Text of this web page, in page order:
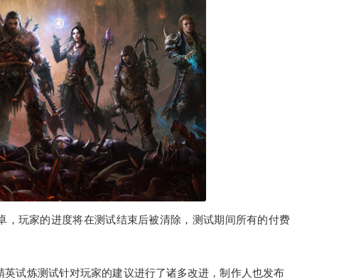
玩家的进度将在测试结束后被清除，测试期间所有的付费
试炼测试针对玩家的建议进行了诸多改进，制作人也发布